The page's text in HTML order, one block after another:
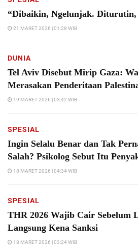
“Dibaikin, Ngelunjak. Diturutin,
21 MARET 2026 | 01:28 WIB
DUNIA
Tel Aviv Disebut Mirip Gaza:
Merasakan Penderitaan
19 MARET 2026 | 03:42 WIB
SPESIAL
Ingin Selalu Benar dan Tak
Salah? Psikolog Sebut Itu
18 MARET 2026 | 04:34 WIB
SPESIAL
THR 2026 Wajib Cair Sebelum
Langsung Kena Sanksi
18 MARET 2026 | 03:24 WIB